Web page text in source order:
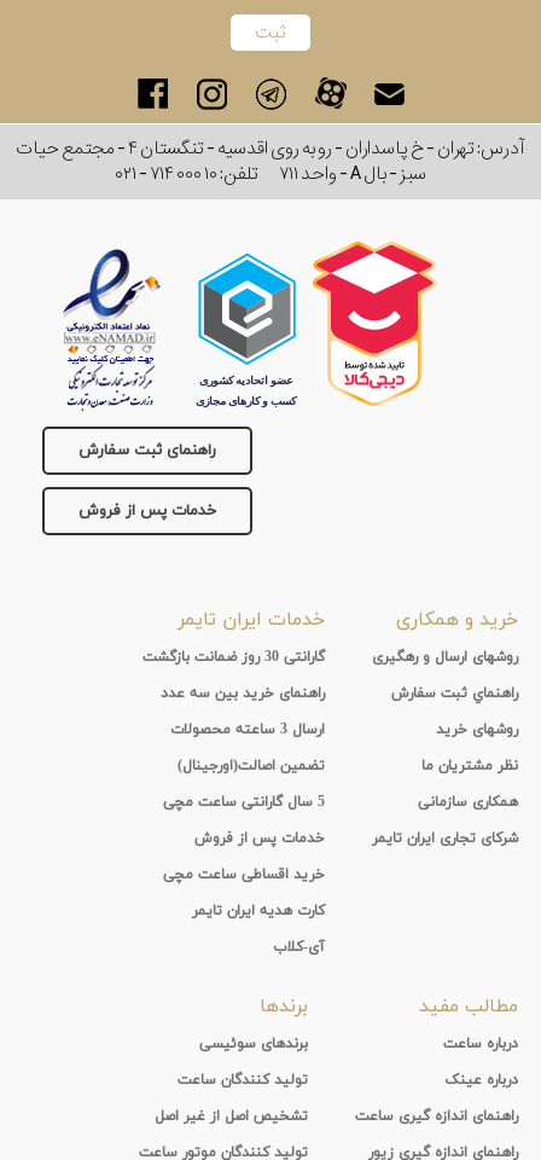
آدرس: تهران - خ پاسداران - رو به روی اقدسیه - تنگستان ۴ - مجتمع حیات
سبز - بال A - واحد ۷۱۱
تلفن:۰۲۱ - ۷۱۴ ۰۰۰ ۱۰
راهنمای ثبت سفارش
خدمات پس از فروش
خرید و همکاری
روشهای ارسال و رهگیری
راهنماي ثبت سفارش
روشهای خرید
نظر مشتریان ما
همکاری سازمانی
شرکای تجاری ایران تایمر
خدمات ایران تایمر
گارانتی 30 روز ضمانت بازگشت
راهنمای خرید بین سه عدد
ارسال 3 ساعته محصولات
تضمین اصالت(اورجینال)
5 سال گارانتی ساعت مچی
خدمات پس از فروش
خرید اقساطی ساعت مچی
کارت هدیه ایران تایمر
آی-کلاب
مطالب مفید
درباره ساعت
درباره عینک
راهنمای اندازه گیری ساعت
راهنمای اندازه گیری زیور
برندها
برندهای سوئیسی
تولید کنندگان ساعت
تشخیص اصل از غیر اصل
تولید کنندگان موتور ساعت